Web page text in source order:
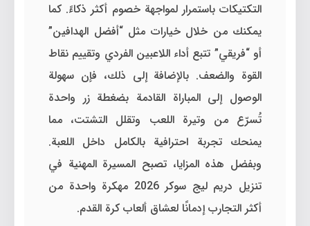
التكتيكات باستمرار لمواجهة خصوم أكثر ذكاءً. كما
يمكنك من خلال خيارات مثل “أفضل الهدافين”
أو “فريقي” تتبع أداء اللاعبين الفردي وتقييم نقاط
القوة والضعف. بالإضافة إلى ذلك، فإن سهولة
الوصول إلى المباراة القادمة بضغطة زر واحدة
تُسرّع من وتيرة اللعب وتقلل التشتت، مما
يمنحك تجربة احترافية بالكامل داخل اللعبة.
وبفضل هذه المزايا، تصبح المسيرة المهنية في
تنزيل دريم ليج سوكر 2026 مهكرة واحدة من
أكثر التجارب إدمانًا لعشاق ألعاب كرة القدم.